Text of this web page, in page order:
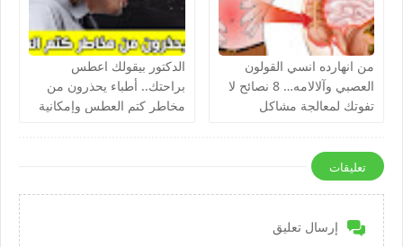
من انهارده انسي القولون
العصبي وآلالامه… 8 نصائح لا
تفوتك لمعالجة مشاكل
الدكتور بيقولك اعطس
براحتك.. أطباء يحذرون من
مخاطر كتم العطس وإمكانية
تعليقات
إرسال تعليق